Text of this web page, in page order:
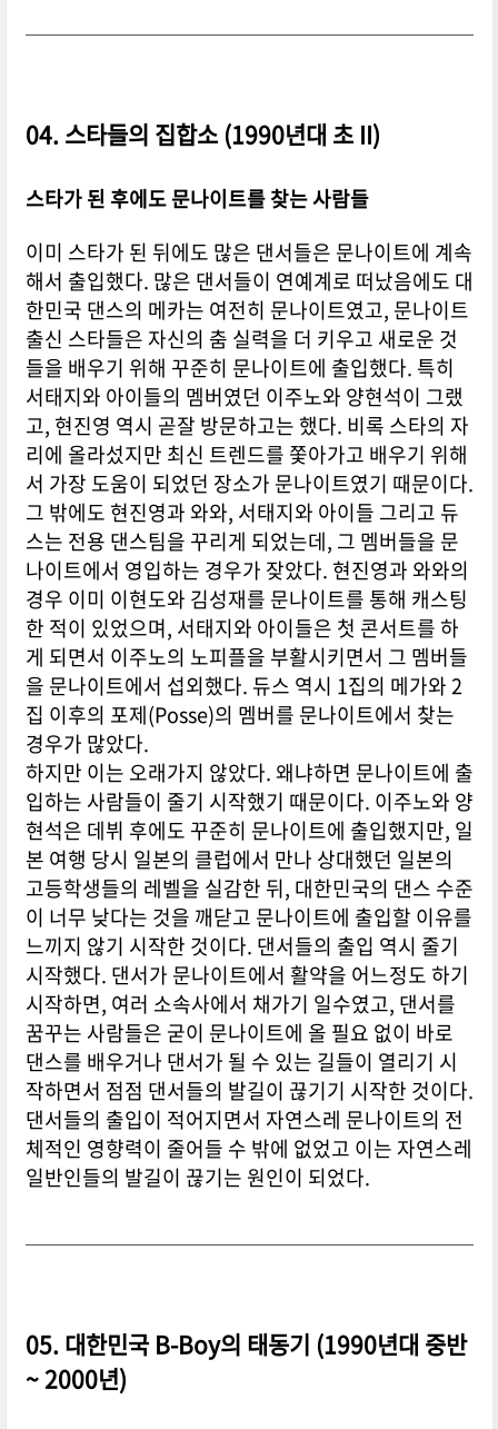
04. 스타들의 집합소 (1990년대 초 II)
스타가 된 후에도 문나이트를 찾는 사람들
이미 스타가 된 뒤에도 많은 댄서들은 문나이트에 계속
해서 출입했다. 많은 댄서들이 연예계로 떠났음에도 대
한민국 댄스의 메카는 여전히 문나이트였고, 문나이트
출신 스타들은 자신의 춤 실력을 더 키우고 새로운 것
들을 배우기 위해 꾸준히 문나이트에 출입했다. 특히
서태지와 아이들의 멤버였던 이주노와 양현석이 그랬
고, 현진영 역시 곧잘 방문하고는 했다. 비록 스타의 자
리에 올라섰지만 최신 트렌드를 쫓아가고 배우기 위해
서 가장 도움이 되었던 장소가 문나이트였기 때문이다.
그 밖에도 현진영과 와와, 서태지와 아이들 그리고 듀
스는 전용 댄스팀을 꾸리게 되었는데, 그 멤버들을 문
나이트에서 영입하는 경우가 잦았다. 현진영과 와와의
경우 이미 이현도와 김성재를 문나이트를 통해 캐스팅
한 적이 있었으며, 서태지와 아이들은 첫 콘서트를 하
게 되면서 이주노의 노피플을 부활시키면서 그 멤버들
을 문나이트에서 섭외했다. 듀스 역시 1집의 메가와 2
집 이후의 포제(Posse)의 멤버를 문나이트에서 찾는
경우가 많았다.
하지만 이는 오래가지 않았다. 왜냐하면 문나이트에 출
입하는 사람들이 줄기 시작했기 때문이다. 이주노와 양
현석은 데뷔 후에도 꾸준히 문나이트에 출입했지만, 일
본 여행 당시 일본의 클럽에서 만나 상대했던 일본의
고등학생들의 레벨을 실감한 뒤, 대한민국의 댄스 수준
이 너무 낮다는 것을 깨닫고 문나이트에 출입할 이유를
느끼지 않기 시작한 것이다. 댄서들의 출입 역시 줄기
시작했다. 댄서가 문나이트에서 활약을 어느정도 하기
시작하면, 여러 소속사에서 채가기 일수였고, 댄서를
꿈꾸는 사람들은 굳이 문나이트에 올 필요 없이 바로
댄스를 배우거나 댄서가 될 수 있는 길들이 열리기 시
작하면서 점점 댄서들의 발길이 끊기기 시작한 것이다.
댄서들의 출입이 적어지면서 자연스레 문나이트의 전
체적인 영향력이 줄어들 수 밖에 없었고 이는 자연스레
일반인들의 발길이 끊기는 원인이 되었다.
05. 대한민국 B-Boy의 태동기 (1990년대 중반
~ 2000년)